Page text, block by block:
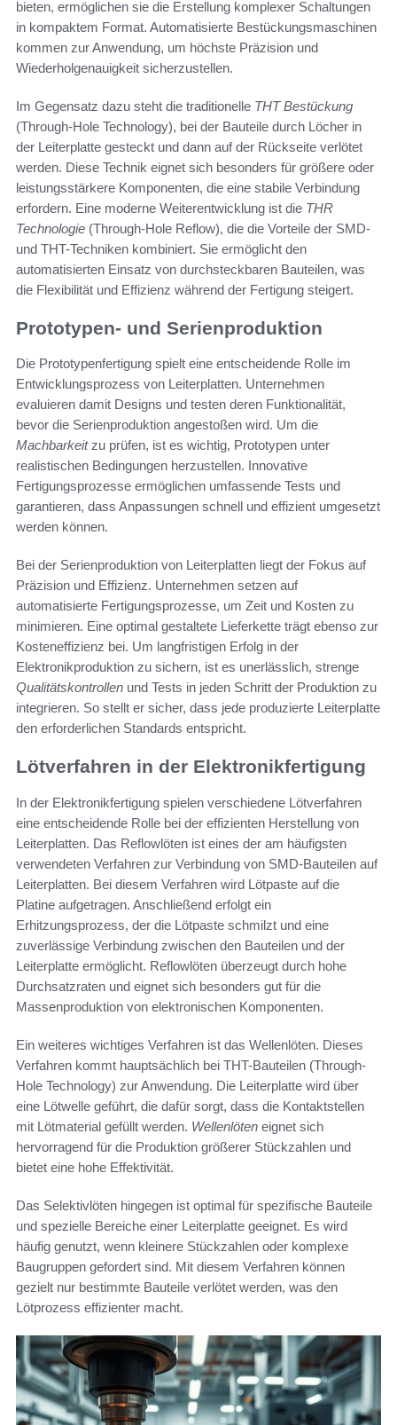
bieten, ermöglichen sie die Erstellung komplexer Schaltungen
in kompaktem Format. Automatisierte Bestückungsmaschinen
kommen zur Anwendung, um höchste Präzision und
Wiederholgenauigkeit sicherzustellen.
Im Gegensatz dazu steht die traditionelle THT Bestückung
(Through-Hole Technology), bei der Bauteile durch Löcher in
der Leiterplatte gesteckt und dann auf der Rückseite verlötet
werden. Diese Technik eignet sich besonders für größere oder
leistungsstärkere Komponenten, die eine stabile Verbindung
erfordern. Eine moderne Weiterentwicklung ist die THR
Technologie (Through-Hole Reflow), die die Vorteile der SMD-
und THT-Techniken kombiniert. Sie ermöglicht den
automatisierten Einsatz von durchsteckbaren Bauteilen, was
die Flexibilität und Effizienz während der Fertigung steigert.
Prototypen- und Serienproduktion
Die Prototypenfertigung spielt eine entscheidende Rolle im
Entwicklungsprozess von Leiterplatten. Unternehmen
evaluieren damit Designs und testen deren Funktionalität,
bevor die Serienproduktion angestoßen wird. Um die
Machbarkeitzu prüfen, ist es wichtig, Prototypen unter
realistischen Bedingungen herzustellen. Innovative
Fertigungsprozesse ermöglichen umfassende Tests und
garantieren, dass Anpassungen schnell und effizient umgesetzt
werden können.
Bei der Serienproduktion von Leiterplatten liegt der Fokus auf
Präzision und Effizienz. Unternehmen setzen auf
automatisierte Fertigungsprozesse, um Zeit und Kosten zu
minimieren. Eine optimal gestaltete Lieferkette trägt ebenso zur
Kosteneffizienz bei. Um langfristigen Erfolg in der
Elektronikproduktion zu sichern, ist es unerlässlich, strenge
Qualitätskontrollen und Tests in jeden Schritt der Produktion zu
integrieren. So stellt er sicher, dass jede produzierte Leiterplatte
den erforderlichen Standards entspricht.
Lötverfahren in der Elektronikfertigung
In der Elektronikfertigung spielen verschiedene Lötverfahren
eine entscheidende Rolle bei der effizienten Herstellung von
Leiterplatten. Das Reflowlöten ist eines der am häufigsten
verwendeten Verfahren zur Verbindung von SMD-Bauteilen auf
Leiterplatten. Bei diesem Verfahren wird Lötpaste auf die
Platine aufgetragen. Anschließend erfolgt ein
Erhitzungsprozess, der die Lötpaste schmilzt und eine
zuverlässige Verbindung zwischen den Bauteilen und der
Leiterplatte ermöglicht. Reflowlöten überzeugt durch hohe
Durchsatzraten und eignet sich besonders gut für die
Massenproduktion von elektronischen Komponenten.
Ein weiteres wichtiges Verfahren ist das Wellenlöten. Dieses
Verfahren kommt hauptsächlich bei THT-Bauteilen (Through-
Hole Technology) zur Anwendung. Die Leiterplatte wird über
eine Lötwelle geführt, die dafür sorgt, dass die Kontaktstellen
mit Lötmaterial gefüllt werden. Wellenlöten eignet sich
hervorragend für die Produktion größerer Stückzahlen und
bietet eine hohe Effektivität.
Das Selektivlöten hingegen ist optimal für spezifische Bauteile
und spezielle Bereiche einer Leiterplatte geeignet. Es wird
häufig genutzt, wenn kleinere Stückzahlen oder komplexe
Baugruppen gefordert sind. Mit diesem Verfahren können
gezielt nur bestimmte Bauteile verlötet werden, was den
Lötprozess effizienter macht.